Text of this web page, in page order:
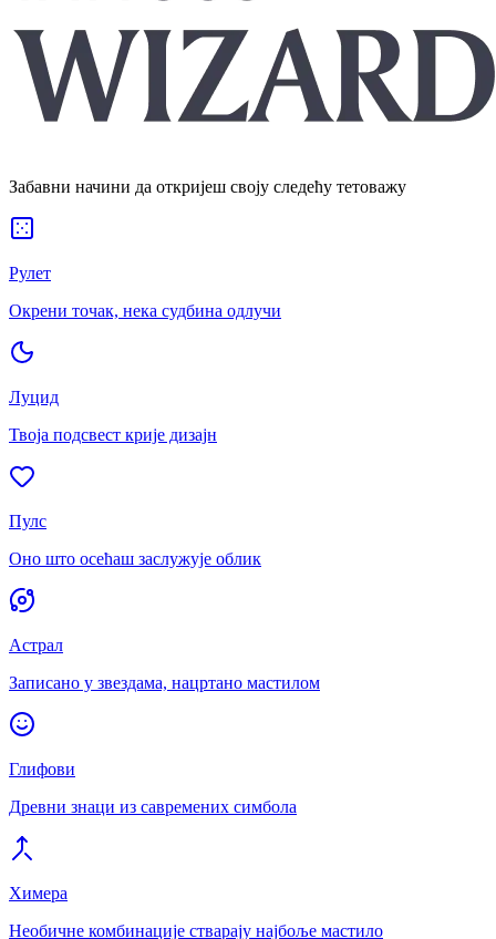
Забавни начини да откријеш своју следећу тетоважу
Рулет
Окрени точак, нека судбина одлучи
Луцид
Твоја подсвест крије дизајн
Пулс
Оно што осећаш заслужује облик
Астрал
Записано у звездама, нацртано мастилом
Глифови
Древни знаци из савремених симбола
Химера
Необичне комбинације стварају најбоље мастило